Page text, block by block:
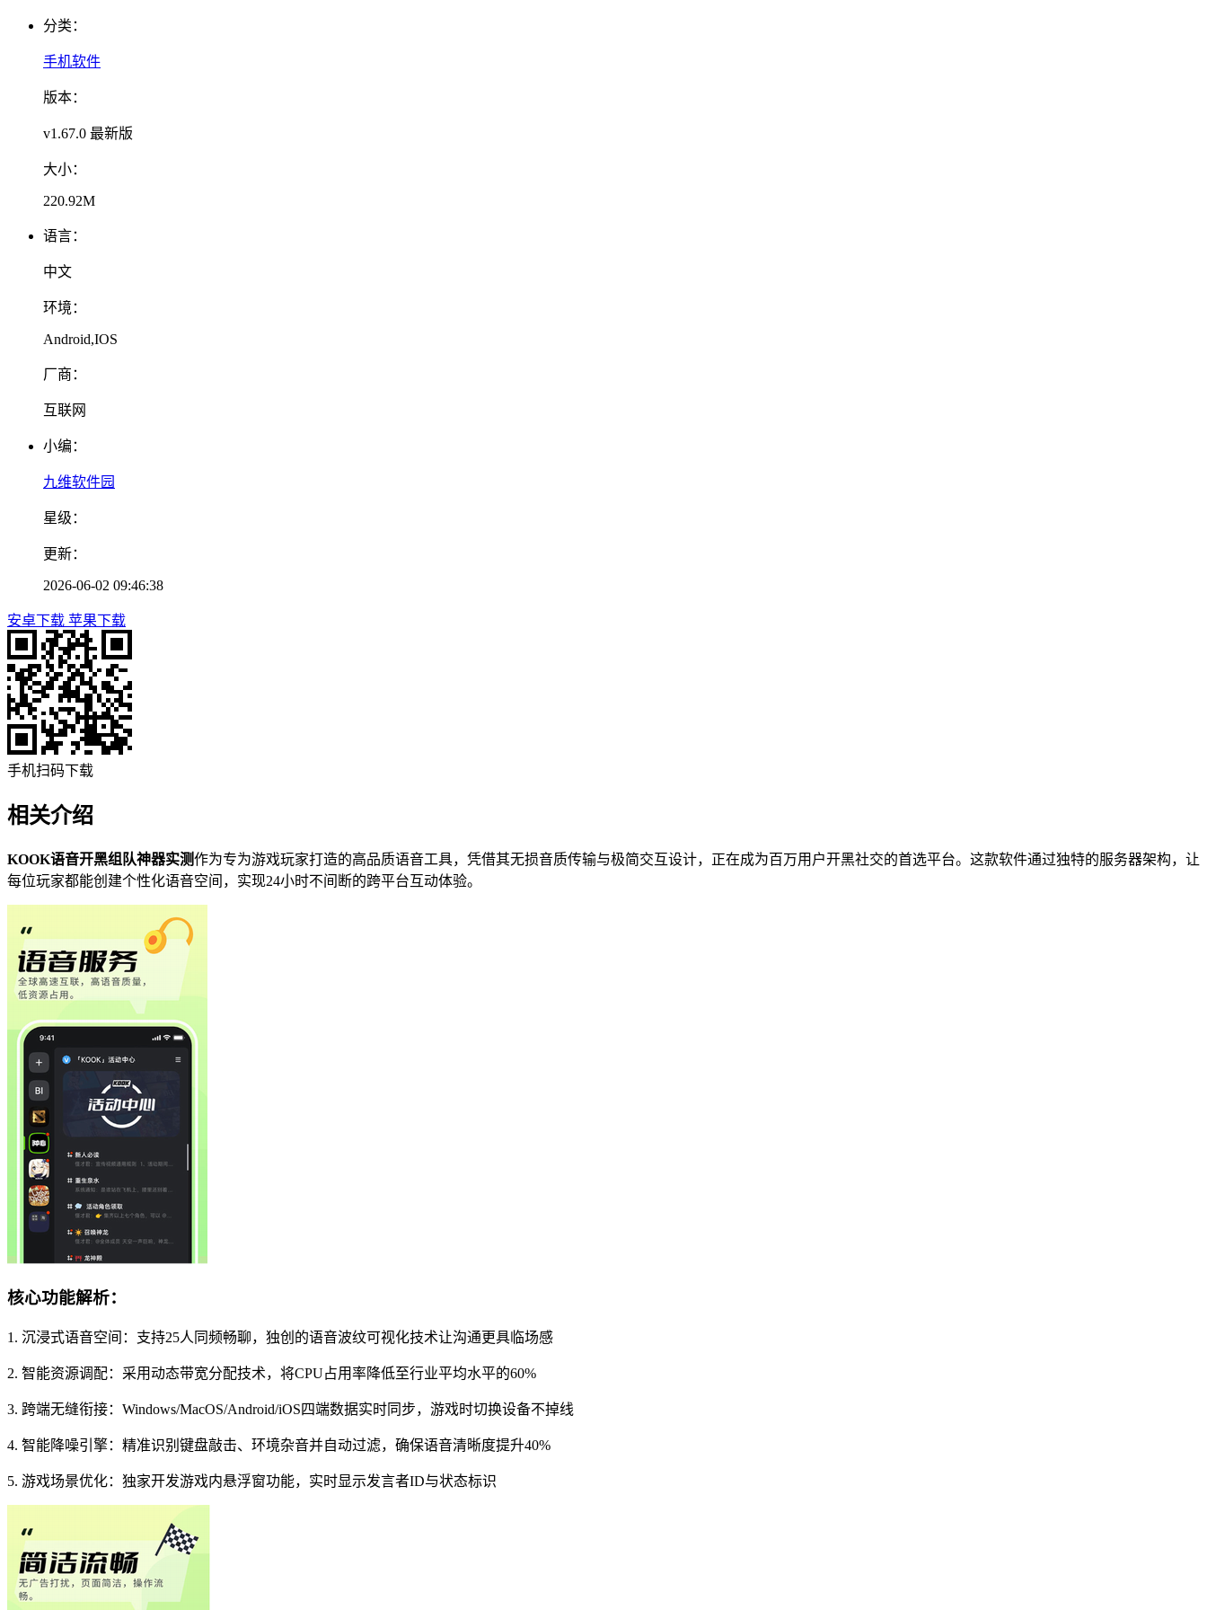
分类：
手机软件
版本：
v1.67.0 最新版
大小：
220.92M
语言：
中文
环境：
Android,IOS
厂商：
互联网
小编：
九维软件园
星级：
更新：
2026-06-02 09:46:38
安卓下载 苹果下载
手机扫码下载
相关介绍
KOOK语音开黑组队神器实测作为专为游戏玩家打造的高品质语音工具，凭借其无损音质传输与极简交互设计，正在成为百万用户开黑社交的首选平台。这款软件通过独特的服务器架构，让
每位玩家都能创建个性化语音空间，实现24小时不间断的跨平台互动体验。
核心功能解析：
1. 沉浸式语音空间：支持25人同频畅聊，独创的语音波纹可视化技术让沟通更具临场感
2. 智能资源调配：采用动态带宽分配技术，将CPU占用率降低至行业平均水平的60%
3. 跨端无缝衔接：Windows/MacOS/Android/iOS四端数据实时同步，游戏时切换设备不掉线
4. 智能降噪引擎：精准识别键盘敲击、环境杂音并自动过滤，确保语音清晰度提升40%
5. 游戏场景优化：独家开发游戏内悬浮窗功能，实时显示发言者ID与状态标识